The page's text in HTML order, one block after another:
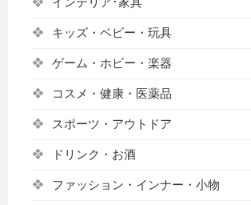
キッズ・ベビー・玩具
ゲーム・ホビー・楽器
コスメ・健康・医薬品
スポーツ・アウトドア
ドリンク・お酒
ファッション・インナー・小物